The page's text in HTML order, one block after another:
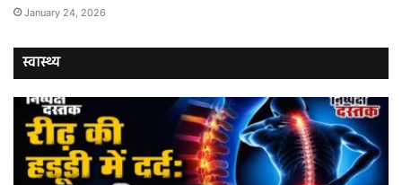
January 24, 2026
स्वास्थ्य